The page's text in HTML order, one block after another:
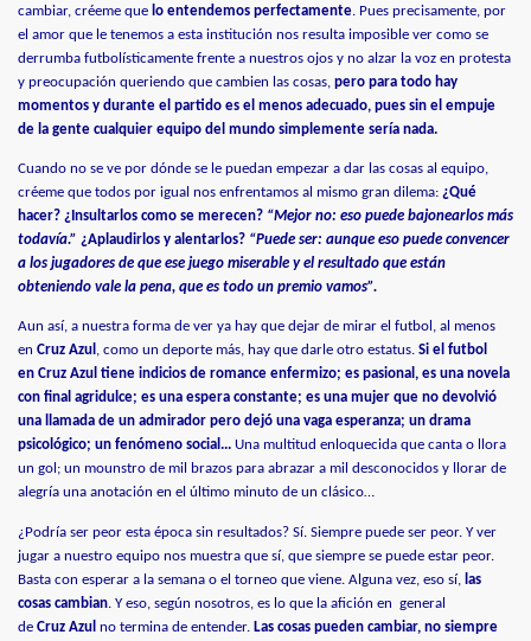
cambiar, créeme que lo entendemos perfectamente. Pues precisamente, por
el amor que le tenemos a esta institución nos resulta imposible ver como se
derrumba futbolísticamente frente a nuestros ojos y no alzar la voz en protesta
y preocupación queriendo que cambien las cosas, pero para todo hay
momentos y durante el partido es el menos adecuado, pues sin el empuje
de la gente cualquier equipo del mundo simplemente sería nada.
Cuando no se ve por dónde se le puedan empezar a dar las cosas al equipo,
créeme que todos por igual nos enfrentamos al mismo gran dilema: ¿Qué
hacer? ¿Insultarlos como se merecen? “Mejor no: eso puede bajonearlos más
todavía.” ¿Aplaudirlos y alentarlos? “Puede ser: aunque eso puede convencer
a los jugadores de que ese juego miserable y el resultado que están
obteniendo vale la pena, que es todo un premio vamos”.
Aun así, a nuestra forma de ver ya hay que dejar de mirar el futbol, al menos
en Cruz Azul , como un deporte más, hay que darle otro estatus. Si el futbol
en Cruz Azul tiene indicios de romance enfermizo; es pasional, es una novela
con final agridulce; es una espera constante; es una mujer que no devolvió
una llamada de un admirador pero dejó una vaga esperanza; un drama
psicológico; un fenómeno social... Una multitud enloquecida que canta o llora
un gol; un mounstro de mil brazos para abrazar a mil desconocidos y llorar de
alegría una anotación en el último minuto de un clásico…
¿Podría ser peor esta época sin resultados? Sí. Siempre puede ser peor. Y ver
jugar a nuestro equipo nos muestra que sí, que siempre se puede estar peor.
Basta con esperar a la semana o el torneo que viene. Alguna vez, eso sí, las
cosas cambian. Y eso, según nosotros, es lo que la afición en general
de Cruz Azul no termina de entender. Las cosas pueden cambiar, no siempre